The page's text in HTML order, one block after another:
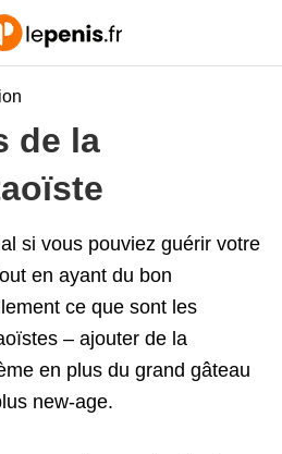
de la
si vous pouviez guérir votre
en ayant du bon
ce que sont les
– ajouter de la
en plus du grand gâteau
new-age.